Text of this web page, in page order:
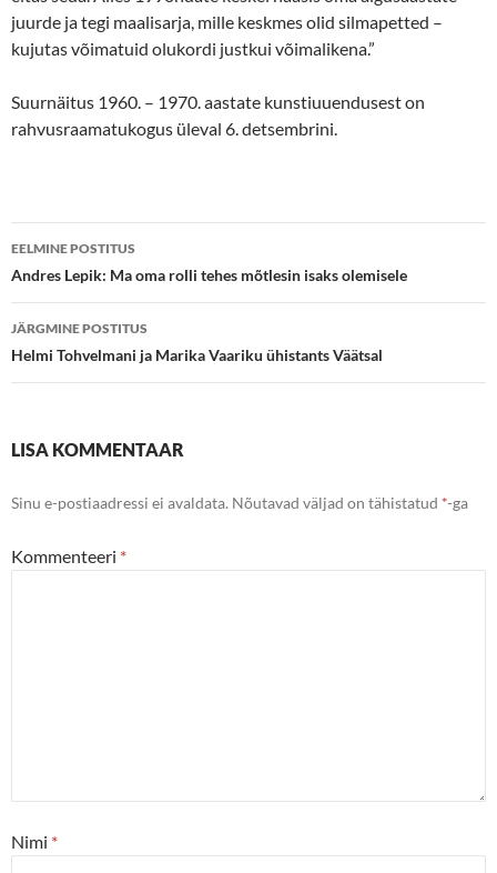
juurde ja tegi maalisarja, mille keskmes olid silmapetted –
kujutas võimatuid olukordi justkui võimalikena.”
Suurnäitus 1960. – 1970. aastate kunstiuuendusest on
rahvusraamatukogus üleval 6. detsembrini.
Postituste
töölaud
EELMINE POSTITUS
Andres Lepik: Ma oma rolli tehes mõtlesin isaks olemisele
JÄRGMINE POSTITUS
Helmi Tohvelmani ja Marika Vaariku ühistants Väätsal
LISA KOMMENTAAR
Sinu e-postiaadressi ei avaldata. Nõutavad väljad on tähistatud *-ga
Kommenteeri *
Nimi *